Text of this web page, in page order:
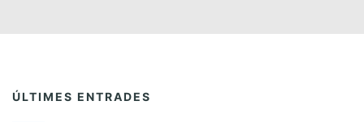
ÚLTIMES ENTRADES